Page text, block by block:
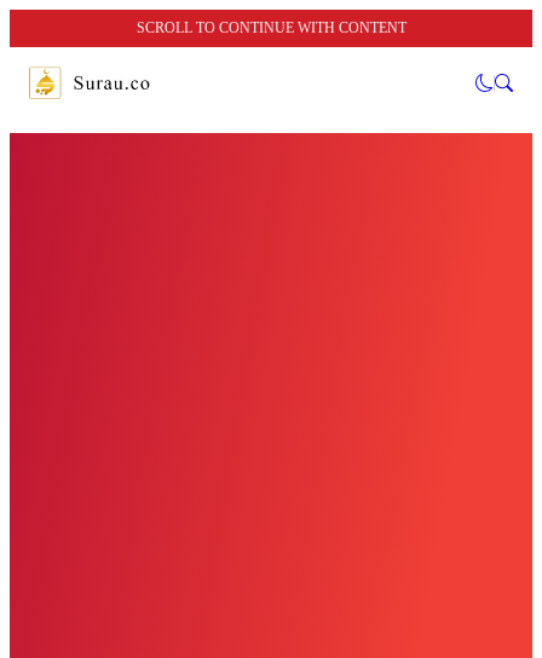
SCROLL TO CONTINUE WITH CONTENT